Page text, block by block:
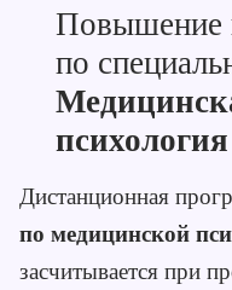
Повышение
по
психология
Дистанционная
по медицинской
засчитывается при